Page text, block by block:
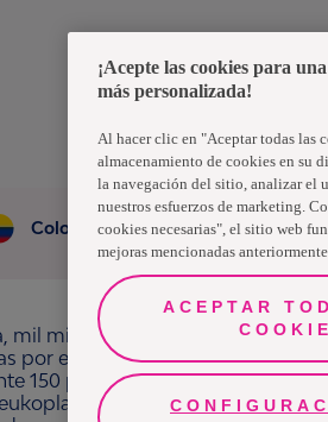
Colombia
millones de personas, en todo
por el bienestar en beneficio de
150 países bajo las principales
Libero, Libresse, Lotus,
¡Acepte las cookies para
más personalizada!
Al hacer clic en "Aceptar todas las
almacenamiento de cookies en su
la navegación del sitio, analizar el
nuestros esfuerzos de marketing.
cookies necesarias", el sitio web
mejoras mencionadas anteriormente.
ACEPTAR